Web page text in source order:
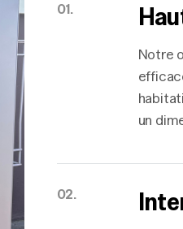
01.
Notre
un
02.